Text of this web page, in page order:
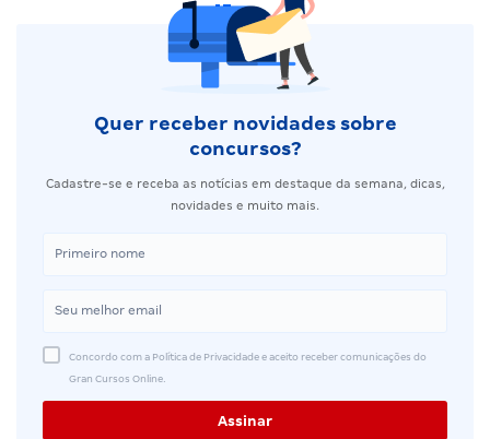
Quer receber novidades sobre
concursos?
Cadastre-se e receba as notícias em destaque da semana, dicas,
novidades e muito mais.
Concordo com a Política de Privacidade e aceito receber comunicações do
Gran Cursos Online.